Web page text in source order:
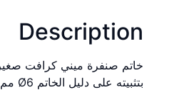
Description
خاتم صنفرة ميني كرافت
بتثبيته على دليل الخاتم Ø6 مم، مما يوفر أداءً متوافقًا مع أجهزة الميني كرافت القياسية.